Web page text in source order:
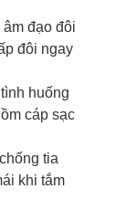
đạo đôi
đôi ngay
huống
cáp sạc
tia
khi tắm